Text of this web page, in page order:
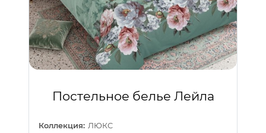
Постельное белье Лейла
Коллекция: ЛЮКС